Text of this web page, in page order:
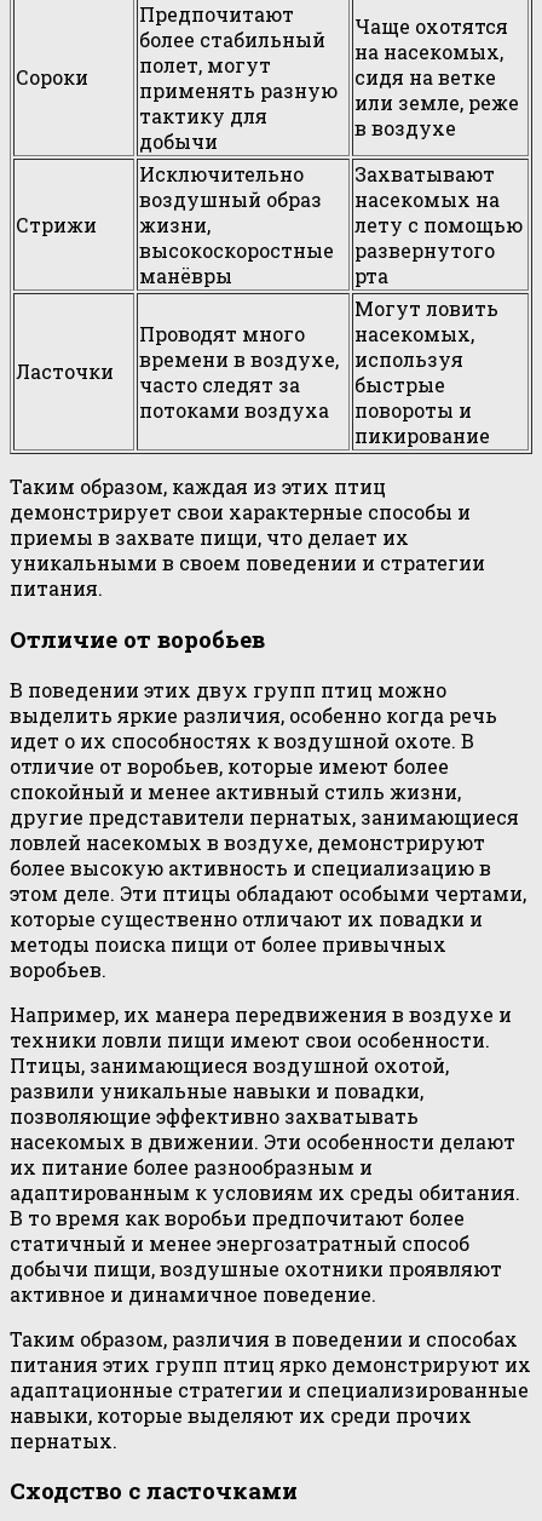
Сороки
Предпочитают
более стабильный
полет, могут
применять разную
тактику для
добычи
Чаще охотятся
на насекомых,
сидя на ветке
или земле, реже
в воздухе
Стрижи
Исключительно
воздушный образ
жизни,
высокоскоростные
манёвры
Захватывают
насекомых на
лету с помощью
развернутого
рта
Ласточки
Проводят много
времени в воздухе,
часто следят за
потоками воздуха
Могут ловить
насекомых,
используя
быстрые
повороты и
пикирование
Таким образом, каждая из этих птиц
демонстрирует свои характерные способы и
приемы в захвате пищи, что делает их
уникальными в своем поведении и стратегии
питания.
Отличие от воробьев
В поведении этих двух групп птиц можно
выделить яркие различия, особенно когда речь
идет о их способностях к воздушной охоте. В
отличие от воробьев, которые имеют более
спокойный и менее активный стиль жизни,
другие представители пернатых, занимающиеся
ловлей насекомых в воздухе, демонстрируют
более высокую активность и специализацию в
этом деле. Эти птицы обладают особыми чертами,
которые существенно отличают их повадки и
методы поиска пищи от более привычных
воробьев.
Например, их манера передвижения в воздухе и
техники ловли пищи имеют свои особенности.
Птицы, занимающиеся воздушной охотой,
развили уникальные навыки и повадки,
позволяющие эффективно захватывать
насекомых в движении. Эти особенности делают
их питание более разнообразным и
адаптированным к условиям их среды обитания.
В то время как воробьи предпочитают более
статичный и менее энергозатратный способ
добычи пищи, воздушные охотники проявляют
активное и динамичное поведение.
Таким образом, различия в поведении и способах
питания этих групп птиц ярко демонстрируют их
адаптационные стратегии и специализированные
навыки, которые выделяют их среди прочих
пернатых.
Сходство с ласточками